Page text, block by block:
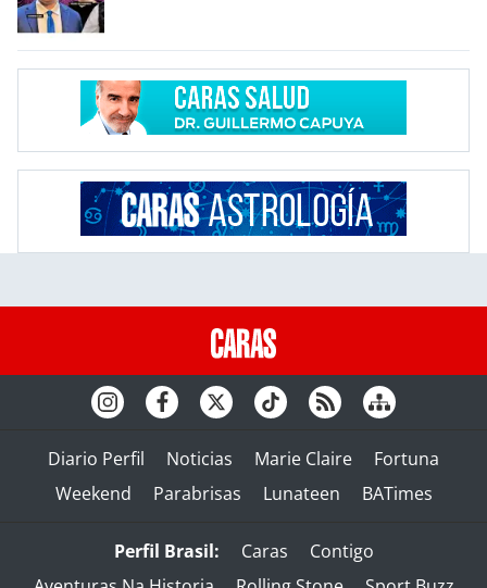
Diario Perfil Noticias Marie Claire
Fortuna
Weekend
Parabrisas Lunateen BATimes
Perfil Brasil: Caras
Contigo